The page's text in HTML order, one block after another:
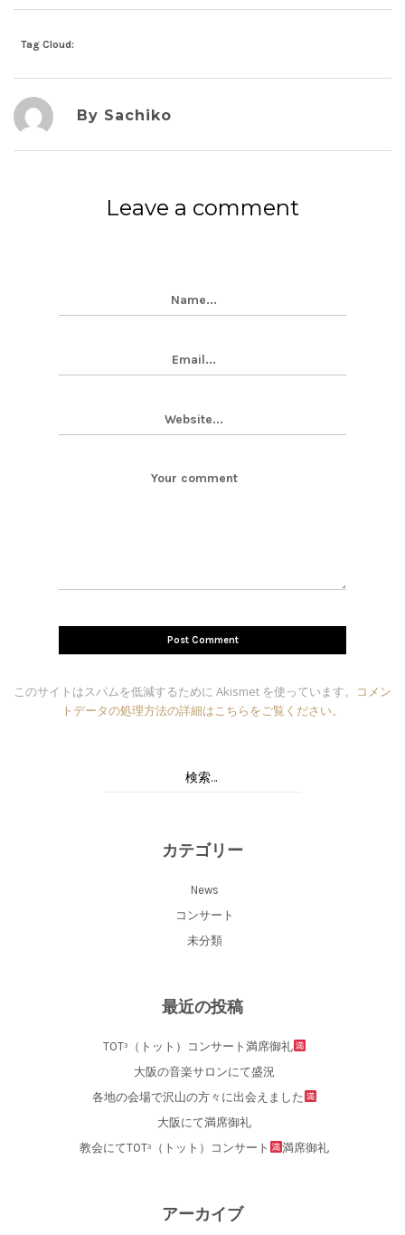
Tag Cloud:
By Sachiko
Leave a comment
このサイトはスパムを低減するために Akismet を使っています。
コメン
トデータの処理方法の詳細はこちらをご覧ください。
カテゴリー
News
コンサート
未分類
最近の投稿
TOT³（トット）コンサート満席御礼
大阪の音楽サロンにて盛況
各地の会場で沢山の方々に出会えました
大阪にて満席御礼
教会にてTOT³（トット）コンサート
満席御礼
アーカイブ